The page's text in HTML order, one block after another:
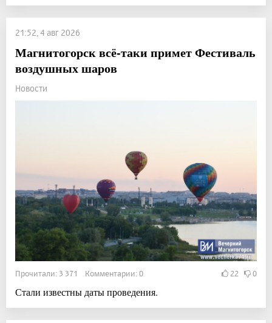
21:52, 4 авг 2026
Магнитогорск всё-таки примет Фестиваль
воздушных шаров
Новости
Прочитали: 3 371 Комментарии: 0 22 0
Стали известны даты проведения.